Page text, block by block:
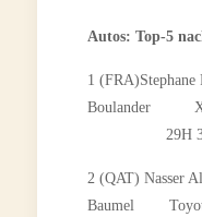
Autos: Top-5
1 (FRA)Stephane
Boulander X-
29H 36′
2 (QAT) Nasser
Baumel